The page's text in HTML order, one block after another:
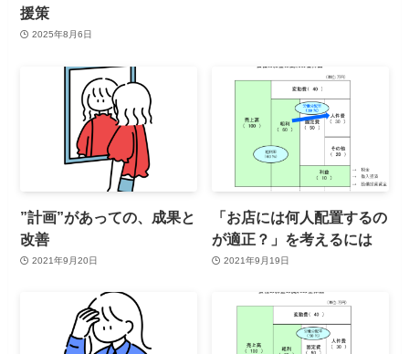
援策
2025年8月6日
”計画”があっての、成果と
改善
2021年9月20日
「お店には何人配置するの
が適正？」を考えるには
2021年9月19日